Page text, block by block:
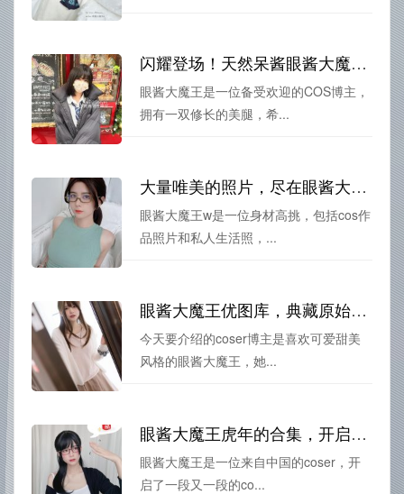
闪耀登场！天然呆酱眼酱大魔王的高清美图
眼酱大魔王是一位备受欢迎的COS博主，
拥有一双修长的美腿，希...
大量唯美的照片，尽在眼酱大魔王w逆兔美图，美不胜收。
眼酱大魔王w是一位身材高挑，包括cos作
品照片和私人生活照，...
眼酱大魔王优图库，典藏原始图片
今天要介绍的coser博主是喜欢可爱甜美
风格的眼酱大魔王，她...
眼酱大魔王虎年的合集，开启与时光的奇幻之旅
眼酱大魔王是一位来自中国的coser，开
启了一段又一段的co...